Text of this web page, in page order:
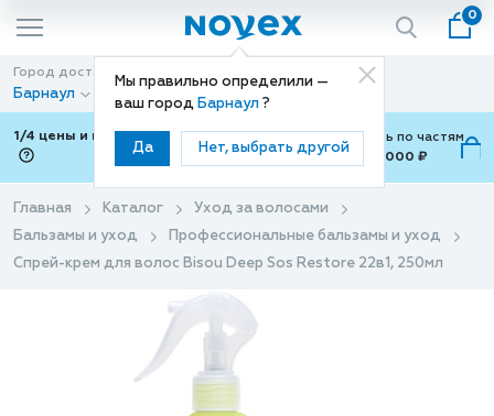
Мы правильно определили —
ваш город Барнаул ?
Да Нет, выбрать другой
0
Город доставки
Барнаул
Способ доставки
Доставка
1/4 цены и покупки ваши с Подели
Можно оплатить по частям
от 700 ₽ до 15,000 ₽
Главная Каталог
Уход за волосами
Бальзамы и уход
Профессиональные бальзамы и уход
Спрей-крем для волос Bisou Deep Sos Restore 22в1, 250мл